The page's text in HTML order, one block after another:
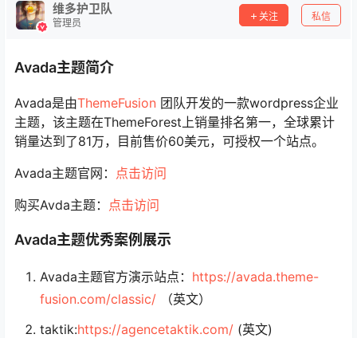
维多护卫队
管理员
关注 私信
Avada主题简介
Avada是由ThemeFusion 团队开发的一款wordpress企业
主题，该主题在ThemeForest上销量排名第一，全球累计
销量达到了81万，目前售价60美元，可授权一个站点。
Avada主题官网： 点击访问
购买Avda主题： 点击访问
Avada主题优秀案例展示
Avada主题官方演示站点： https://avada.theme-
fusion.com/classic/ （英文）
taktik:https://agencetaktik.com/ (英文)